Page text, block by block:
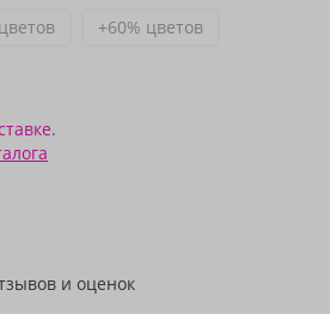
+60% цветов
и оценок